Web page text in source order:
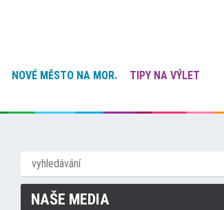
NOVÉ MĚSTO NA MOR.
TIPY NA VÝLET
NAŠE MEDIA